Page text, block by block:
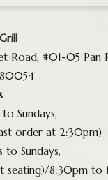
Road, #01-05 Pan
Sundays,
order at 2:30pm)
to Sundays,
seating)/8:30pm to